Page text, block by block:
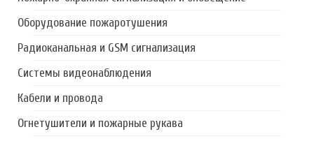
Оборудование пожаротушения
Радиоканальная и GSM сигнализация
Системы видеонаблюдения
Кабели и провода
Огнетушители и пожарные рукава